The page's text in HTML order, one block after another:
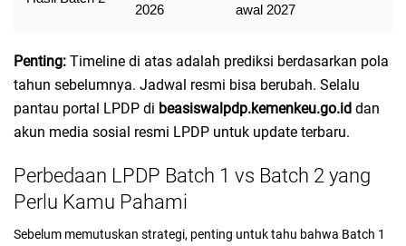
2026
awal 2027
Penting: Timeline di atas adalah prediksi berdasarkan pola
tahun sebelumnya. Jadwal resmi bisa berubah. Selalu
pantau portal LPDP di beasiswalpdp.kemenkeu.go.id dan
akun media sosial resmi LPDP untuk update terbaru.
Perbedaan LPDP Batch 1 vs Batch 2 yang
Perlu Kamu Pahami
Sebelum memutuskan strategi, penting untuk tahu bahwa Batch 1